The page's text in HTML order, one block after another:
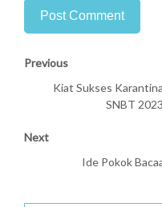
Previous
Kiat Sukses Karantina
SNBT 2023
Next
Ide Pokok